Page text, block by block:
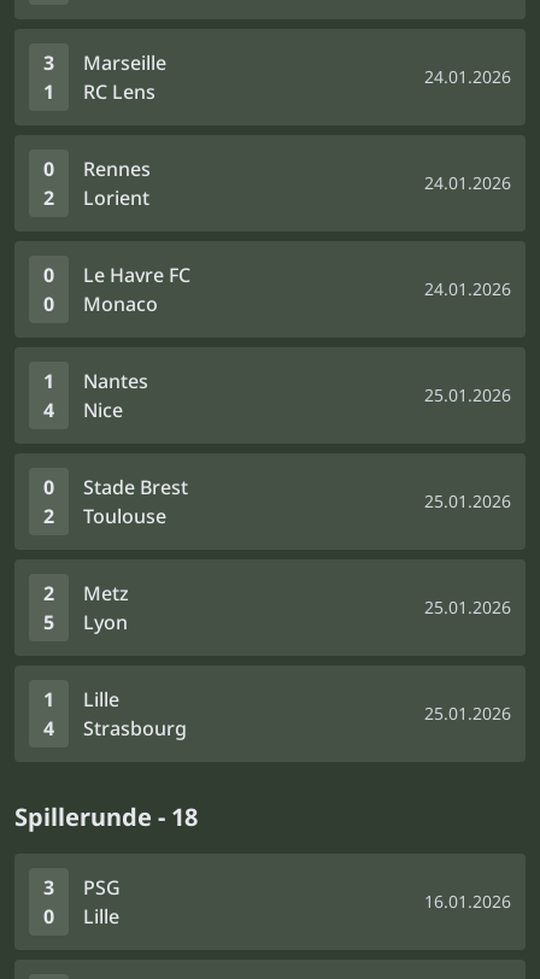
3
1
Marseille
RC Lens
24.01.2026
0
2
Rennes
Lorient
24.01.2026
0
0
Le Havre FC
Monaco
24.01.2026
1
4
Nantes
Nice
25.01.2026
0
2
Stade Brest
Toulouse
25.01.2026
2
5
Metz
Lyon
25.01.2026
1
4
Lille
Strasbourg
25.01.2026
Spillerunde - 18
3
0
PSG
Lille
16.01.2026